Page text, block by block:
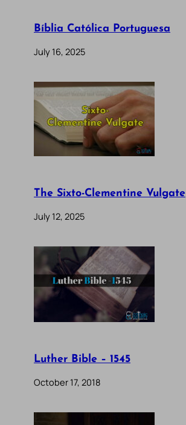
Bíblia Católica Portuguesa
July 16, 2025
The Sixto-Clementine Vulgate
July 12, 2025
Luther Bible – 1545
October 17, 2018